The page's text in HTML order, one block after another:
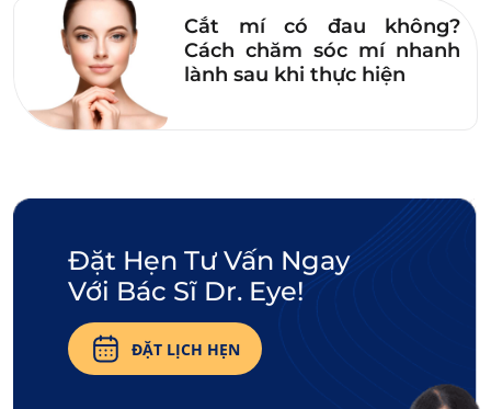
việc đến gia đạo đều tốt đẹp.
Trong khi đó, người có lệ đường trũng lõm,
nhiều nếp nhăn, có bọng mỡ, cùng lông mày
la hán thì cuộc sống thường bấp bênh, sức
cuộc sống, đường tình duyên lận đận, thường
3.4. Chân mày la hán kết hợp ấn đường
và sơn căn
Ấn đường có vị trí giữa hai đầu lông mày, còn
sơn căn là điểm chính giữa hai đầu mắt. Người
Cắt mí có đau không?
Cách chăm sóc mí nhanh
lành sau khi thực hiện
Đặt Hẹn Tư Vấn Ngay
Với Bác Sĩ Dr. Eye!
ĐẶT LỊCH HẸN